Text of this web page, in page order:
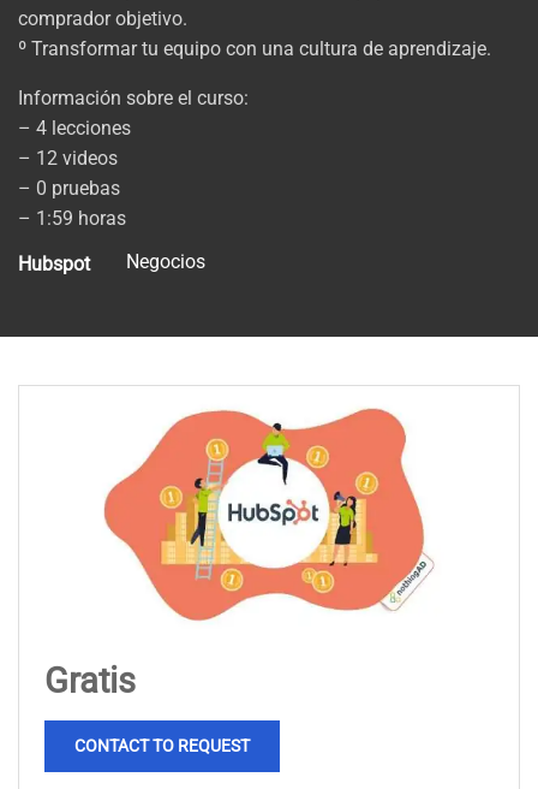
comprador objetivo.
º Transformar tu equipo con una cultura de aprendizaje.
Información sobre el curso:
– 4 lecciones
– 12 videos
– 0 pruebas
– 1:59 horas
Hubspot
Negocios
Gratis
CONTACT TO REQUEST